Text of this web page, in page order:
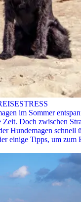
im Sommer
Zeit. Doch zwischen
Hundemagen schnell
einige Tipps, um zum